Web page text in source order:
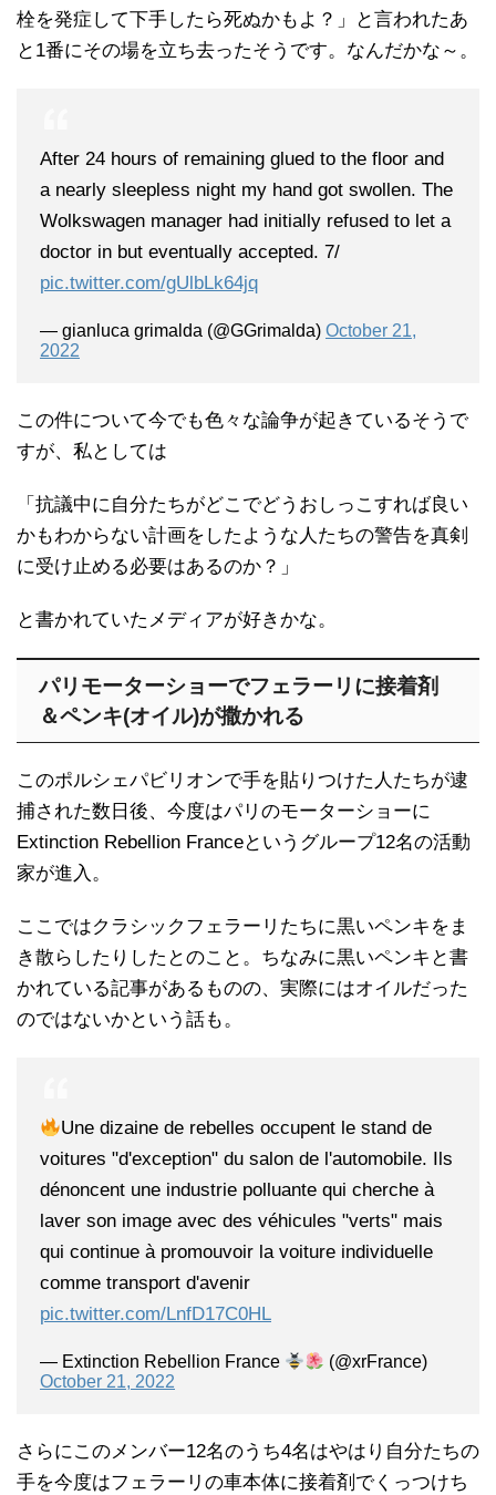
栓を発症して下手したら死ぬかもよ？」と言われたあ
と1番にその場を立ち去ったそうです。なんだかな～。
After 24 hours of remaining glued to the floor and
a nearly sleepless night my hand got swollen. The
Wolkswagen manager had initially refused to let a
doctor in but eventually accepted. 7/
pic.twitter.com/gUlbLk64jq
— gianluca grimalda (@GGrimalda) October 21,
2022
この件について今でも色々な論争が起きているそうで
すが、私としては
「抗議中に自分たちがどこでどうおしっこすれば良い
かもわからない計画をしたような人たちの警告を真剣
に受け止める必要はあるのか？」
と書かれていたメディアが好きかな。
パリモーターショーでフェラーリに接着剤
＆ペンキ(オイル)が撒かれる
このポルシェパビリオンで手を貼りつけた人たちが逮
捕された数日後、今度はパリのモーターショーに
Extinction Rebellion Franceというグループ12名の活動
家が進入。
ここではクラシックフェラーリたちに黒いペンキをま
き散らしたりしたとのこと。ちなみに黒いペンキと書
かれている記事があるものの、実際にはオイルだった
のではないかという話も。
Une dizaine de rebelles occupent le stand de
voitures "d'exception" du salon de l'automobile. Ils
dénoncent une industrie polluante qui cherche à
laver son image avec des véhicules "verts" mais
qui continue à promouvoir la voiture individuelle
comme transport d'avenir
pic.twitter.com/LnfD17C0HL
— Extinction Rebellion France
(@xrFrance)
October 21, 2022
さらにこのメンバー12名のうち4名はやはり自分たちの
手を今度はフェラーリの車本体に接着剤でくっつけち